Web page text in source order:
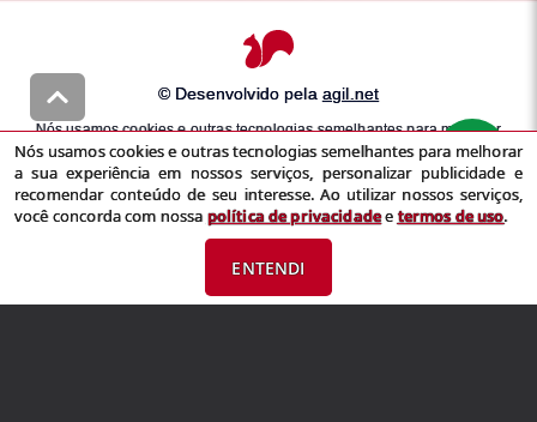
© Desenvolvido pela agil.net
Nós usamos cookies e outras tecnologias semelhantes para melhorar
a sua experiência em nossos serviços, personalizar publicidade e
recomendar conteúdo de seu interesse. Ao utilizar nossos serviços,
você concorda com nossapolítica de privacidadeetermos de uso
Nós usamos cookies e outras tecnologias semelhantes para melhorar
a sua experiência em nossos serviços, personalizar publicidade e
recomendar conteúdo de seu interesse. Ao utilizar nossos serviços,
você concorda com nossa política de privacidadeetermos de uso.
ENTENDI